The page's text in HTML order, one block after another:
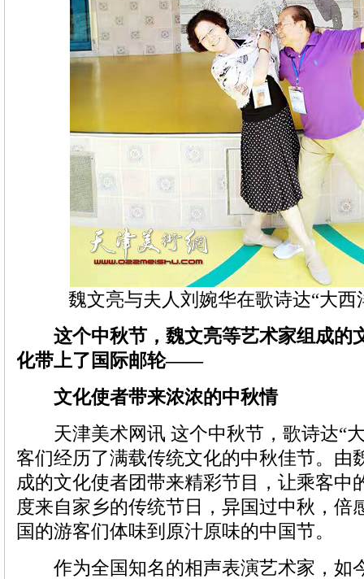
魏文亮与夫人刘婉华在歌诗达“大西
这个中秋节，魏文亮等艺术家组成的
化带上了国际邮轮——
文化使者带来浓浓的中秋情
天津美术网讯 这个中秋节，歌诗达“大
客们经历了满载传统文化的中秋佳节。由
成的文化使者团带来精彩节目，让乘客中
度来自家乡的传统节日，异国过中秋，倍
国的游客们体味到原汁原味的中国节。
作为全国知名的相声表演艺术家，如